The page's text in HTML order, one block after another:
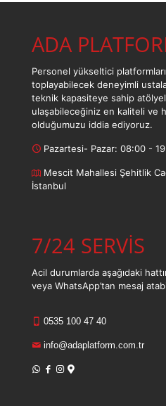
ADA
Personel yükseltici
toplayabilecek deneyimli
teknik kapasiteye sahip
ulaşabileceğiniz en kaliteli ve
olduğumuzu iddia ediyoruz.
Pazartesi- Pazar: 08:00 -
Mescit Mahallesi Şehitlik
İstanbul
7/24 SERVİS
Acil durumlarda aşağıdaki
veya WhatsApp’tan mesaj
0535 100 47 40
info@adaplatform.com.tr